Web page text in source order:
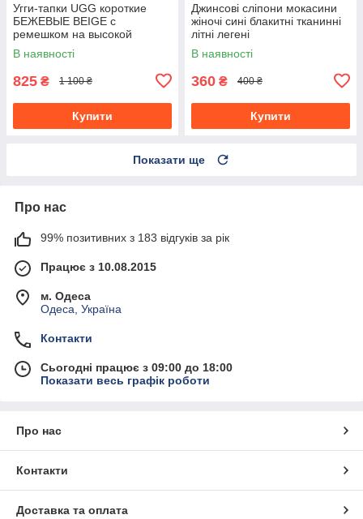
Угги-тапки UGG короткие
БЕЖЕВЫЕ BEIGE с
ремешком на высокой
подошве с утепленной
стелькой
В наявності
825 ₴ 1 100 ₴
Купити
Джинсові сліпони мокасини
жіночі сині блакитні тканинні
літні легені
В наявності
360 ₴ 400 ₴
Купити
Показати ще
Про нас
99% позитивних з 183 відгуків за рік
Працює з 10.08.2015
м. Одеса
Одеса, Україна
Контакти
Сьогодні працює з 09:00 до 18:00
Показати весь графік роботи
Про нас
Контакти
Доставка та оплата